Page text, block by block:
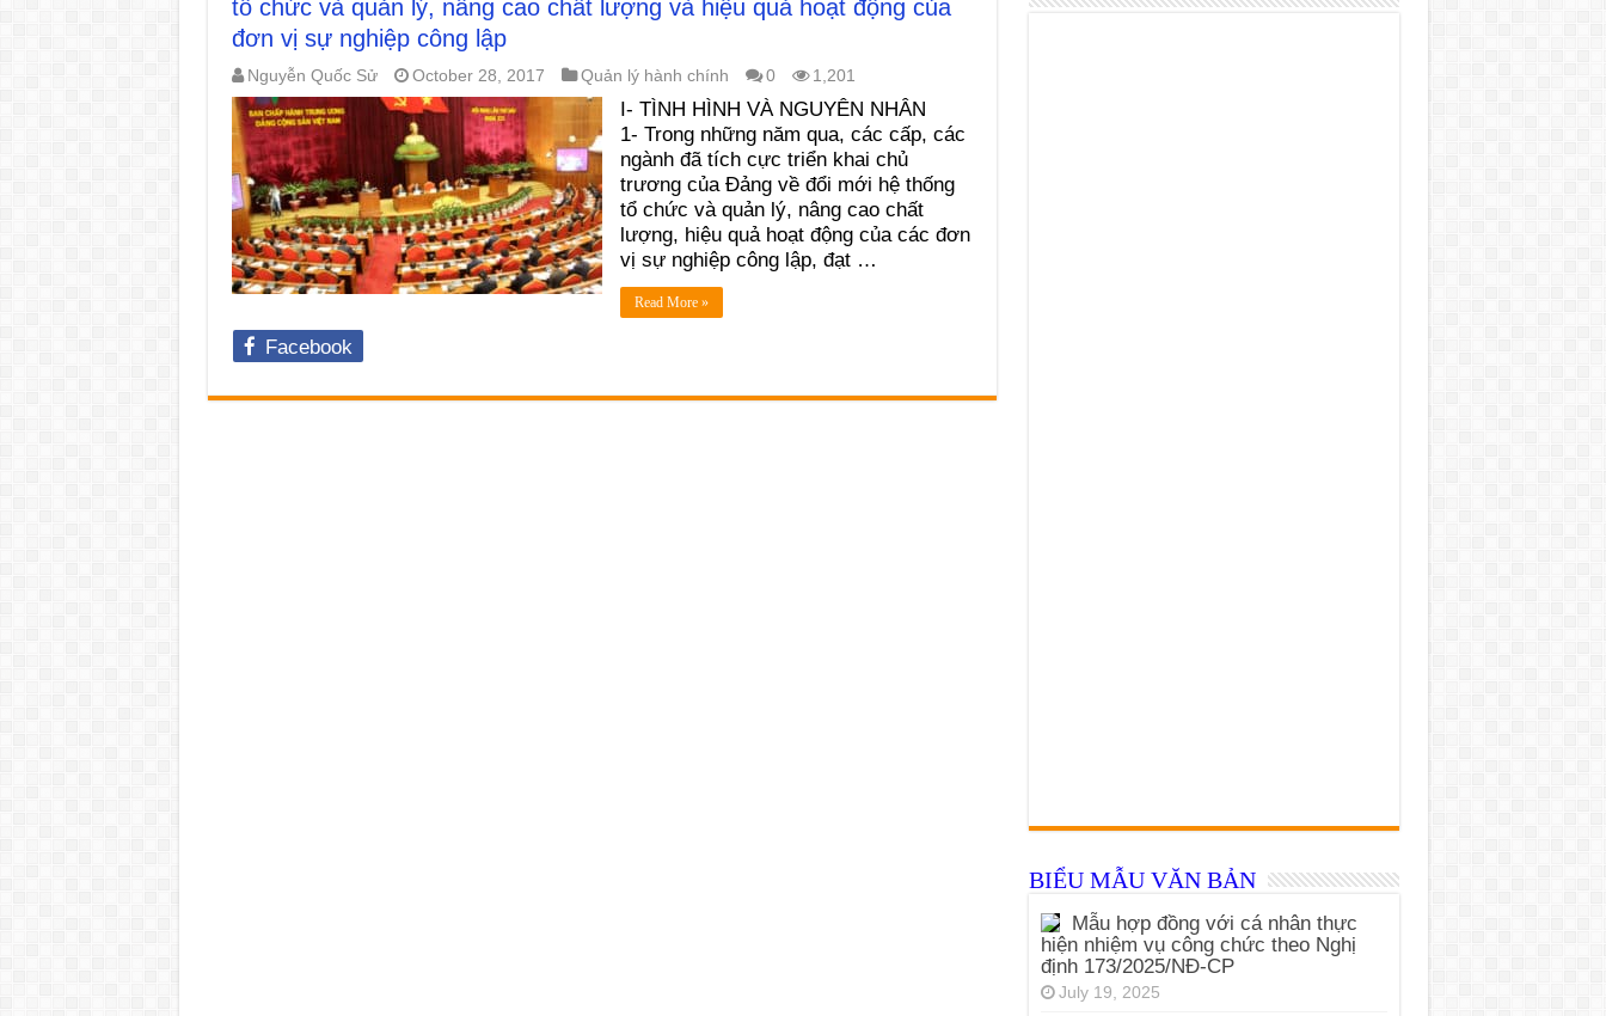
tổ chức và quản lý, nâng cao chất lượng và hiệu quả hoạt động của
đơn vị sự nghiệp công lập
Nguyễn Quốc Sử October 28, 2017 Quản lý hành chính 0 1,201
I- TÌNH HÌNH VÀ NGUYÊN NHÂN
1- Trong những năm qua, các cấp, các
ngành đã tích cực triển khai chủ
trương của Đảng về đổi mới hệ thống
tổ chức và quản lý, nâng cao chất
lượng, hiệu quả hoạt động của các đơn
vị sự nghiệp công lập, đạt …
Read More »
Facebook
BIỂU MẪU VĂN BẢN
Mẫu hợp đồng với cá nhân thực
hiện nhiệm vụ công chức theo Nghị
định 173/2025/NĐ-CP
July 19, 2025